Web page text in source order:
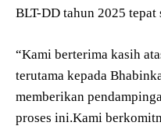
BLT-DD tahun 2025 tepat
“Kami berterima kasih
terutama kepada
memberikan
proses ini.Kami